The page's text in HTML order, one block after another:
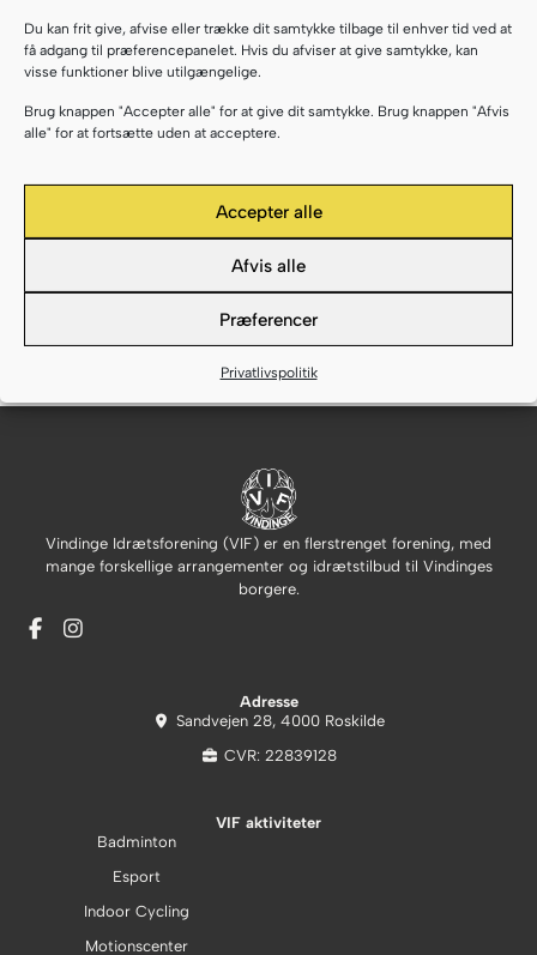
Du kan frit give, afvise eller trække dit samtykke tilbage til enhver tid ved at
få adgang til præferencepanelet. Hvis du afviser at give samtykke, kan
visse funktioner blive utilgængelige.
Brug knappen "Accepter alle" for at give dit samtykke. Brug knappen "Afvis
alle" for at fortsætte uden at acceptere.
Accepter alle
Afvis alle
Præferencer
Privatlivspolitik
Vindinge Idrætsforening (VIF) er en flerstrenget forening, med
mange forskellige arrangementer og idrætstilbud til Vindinges
borgere.
Adresse
Sandvejen 28, 4000 Roskilde
CVR: 22839128
VIF aktiviteter
Badminton
Esport
Indoor Cycling
Motionscenter